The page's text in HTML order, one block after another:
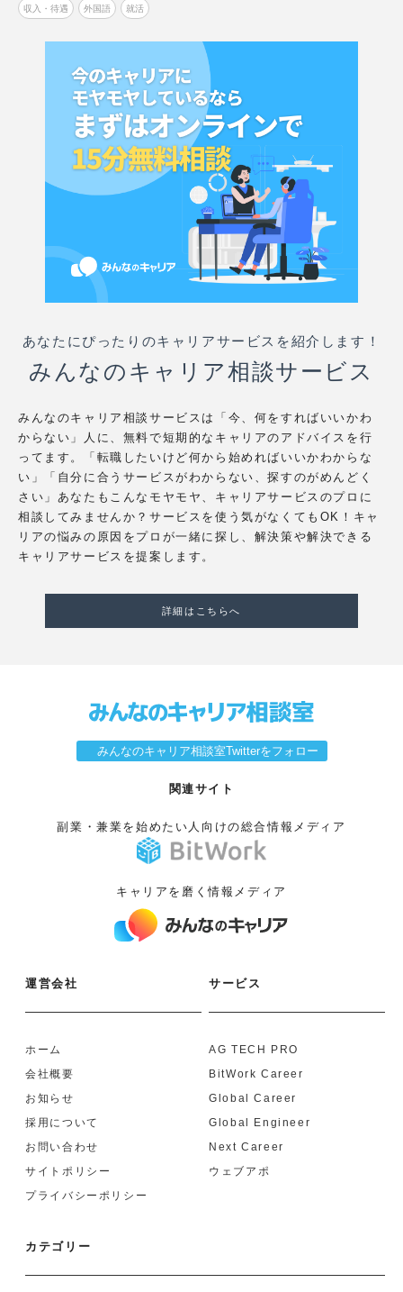
収入・待遇 外国語 就活
あなたにぴったりのキャリアサービスを紹介します！
みんなのキャリア相談サービス
みんなのキャリア相談サービスは「今、何をすればいいかわ
からない」人に、無料で短期的なキャリアのアドバイスを行
ってます。「転職したいけど何から始めればいいかわからな
い」「自分に合うサービスがわからない、探すのがめんどく
さい」あなたもこんなモヤモヤ、キャリアサービスのプロに
相談してみませんか？サービスを使う気がなくてもOK！キャ
リアの悩みの原因をプロが一緒に探し、解決策や解決できる
キャリアサービスを提案します。
詳細はこちらへ
みんなのキャリア相談室Twitterをフォロー
関連サイト
副業・兼業を始めたい人向けの総合情報メディア
キャリアを磨く情報メディア
運営会社
ホーム
会社概要
お知らせ
採用について
お問い合わせ
サイトポリシー
プライバシーポリシー
サービス
AG TECH PRO
BitWork Career
Global Career
Global Engineer
Next Career
ウェブアポ
カテゴリー